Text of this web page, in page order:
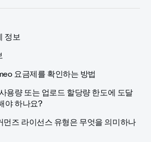
정보
요금제를 확인하는 방법
용량 또는 업로드 할당량 한도에 도달
야 하나요?
즈 라이선스 유형은 무엇을 의미하나